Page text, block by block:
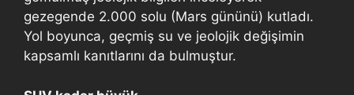
gezegende 2.000 solu (Mars gününü) kutladı.
Yol boyunca, geçmiş su ve jeolojik değişimin
kapsamlı kanıtlarını da bulmuştur.